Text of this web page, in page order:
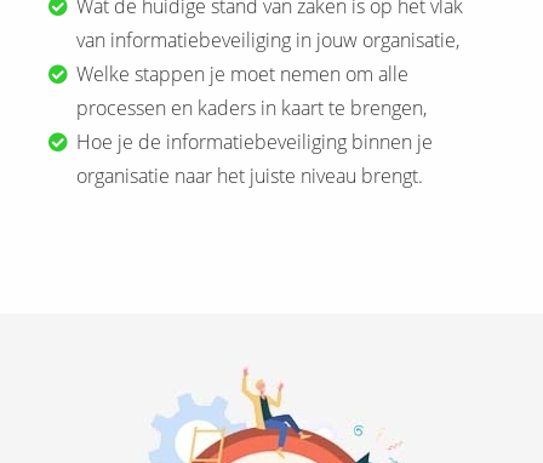
Wat de huidige stand van zaken is op het vlak
van informatiebeveiliging in jouw organisatie,
Welke stappen je moet nemen om alle
processen en kaders in kaart te brengen,
Hoe je de informatiebeveiliging binnen je
organisatie naar het juiste niveau brengt.